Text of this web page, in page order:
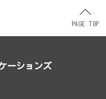
PAGE TOP
ーションズ